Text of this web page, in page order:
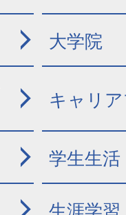
大学院
キャリ
学生生活
生涯学習